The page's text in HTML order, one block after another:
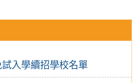
入學續招學校名單